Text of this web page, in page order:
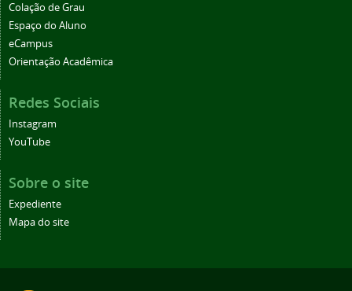
Colação de Grau
Espaço do Aluno
eCampus
Orientação Acadêmica
Redes Sociais
Instagram
YouTube
Sobre o site
Expediente
Mapa do site